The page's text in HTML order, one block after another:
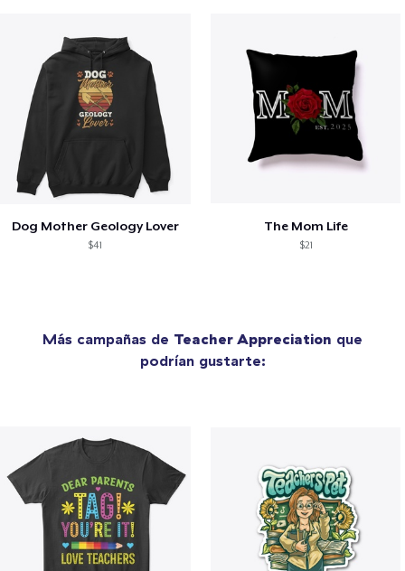
Dog Mother Geology Lover
$41
The Mom Life
$21
Más campañas de Teacher Appreciation que
podrían gustarte: